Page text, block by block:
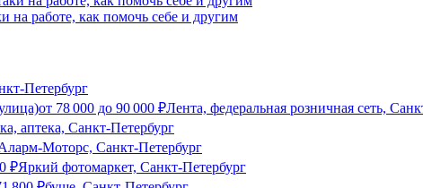
на работе, как помочь себе и другим
Петербург
от 78 000 до 90 000 ₽Лента, федеральная розничная сеть,
аптека, Санкт-Петербург
Моторс, Санкт-Петербург
₽Яркий фотомаркет, Санкт-Петербург